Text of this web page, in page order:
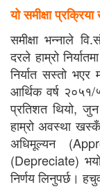
यो समीक्षा
समीक्षा भन्नाले
दरले हाम्रो
निर्यात सस्तो
आर्थिक वर्ष २०५१/
प्रतिशत थियो,
हाम्रो अवस्था
अधिमूल्यन
(Depreciate)
निर्णय लिनुपर्छ।